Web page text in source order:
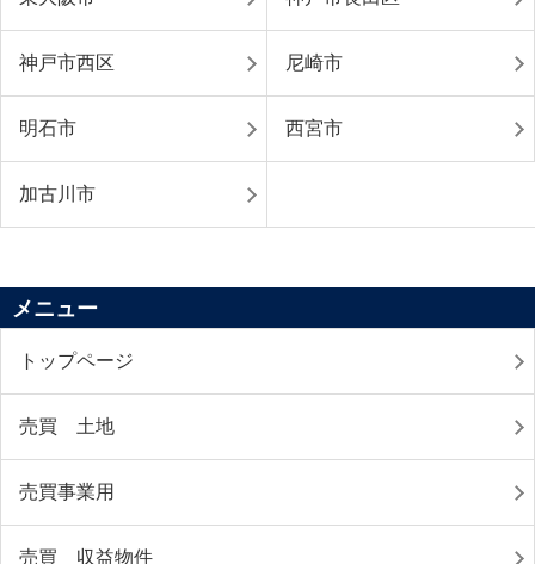
神戸市西区 尼崎市
明石市 西宮市
加古川市
メニュー
トップページ
売買 土地
売買事業用
売買 収益物件